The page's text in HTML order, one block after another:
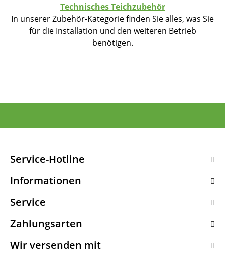
Technisches Teichzubehör
In unserer Zubehör-Kategorie finden Sie alles, was Sie
für die Installation und den weiteren Betrieb
benötigen.
Service-Hotline
Informationen
Service
Zahlungsarten
Wir versenden mit